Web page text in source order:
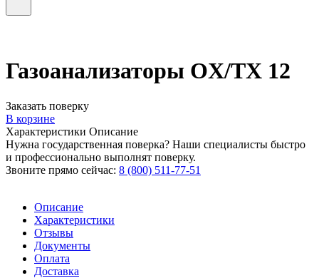
Газоанализаторы OX/TX 12
Заказать поверку
В корзине
Характеристики Описание
Нужна государственная поверка? Наши специалисты быстро
и профессионально выполнят поверку.
Звоните прямо сейчас: 8 (800) 511-77-51
Описание
Характеристики
Отзывы
Документы
Оплата
Доставка